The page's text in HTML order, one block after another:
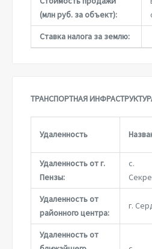
(млн руб. за объект):
Ставка налога за землю:
ТРАНСПОРТНАЯ
Удаленность
Удаленность от г.
Пензы:
с.
Удаленность от
районного центра:
г.
Удаленность от